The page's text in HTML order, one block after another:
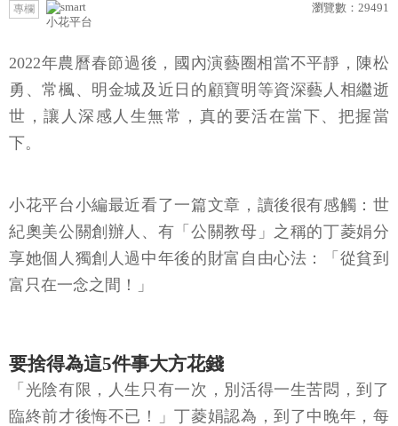
專欄
小花平台
瀏覽數： 29491
2022年農曆春節過後，國內演藝圈相當不平靜，陳松
勇、常楓、明金城及近日的顧寶明等資深藝人相繼逝
世，讓人深感人生無常，真的要活在當下、把握當
下。
小花平台小編最近看了一篇文章，讀後很有感觸：世
紀奧美公關創辦人、有「公關教母」之稱的丁菱娟分
享她個人獨創人過中年後的財富自由心法：「從貧到
富只在一念之間！」
要捨得為這5件事大方花錢
「光陰有限，人生只有一次，別活得一生苦悶，到了
臨終前才後悔不已！」丁菱娟認為，到了中晚年，每